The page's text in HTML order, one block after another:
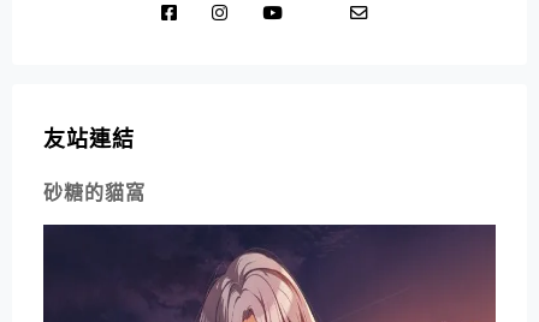
友站連結
砂糖的貓窩